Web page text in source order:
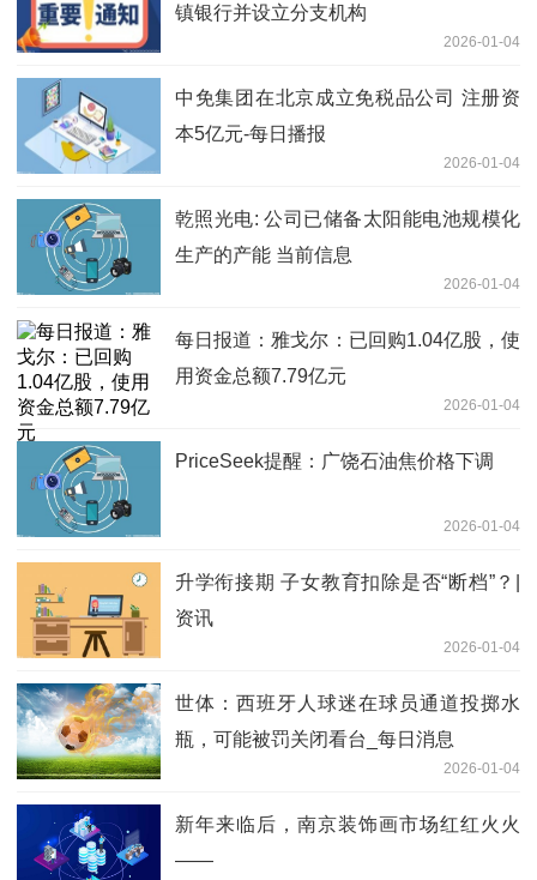
镇银行并设立分支机构
2026-01-04
中免集团在北京成立免税品公司 注册资
本5亿元-每日播报
2026-01-04
乾照光电: 公司已储备太阳能电池规模化
生产的产能 当前信息
2026-01-04
每日报道：雅戈尔：已回购1.04亿股，使
用资金总额7.79亿元
2026-01-04
PriceSeek提醒：广饶石油焦价格下调
2026-01-04
升学衔接期 子女教育扣除是否“断档”？|
资讯
2026-01-04
世体：西班牙人球迷在球员通道投掷水
瓶，可能被罚关闭看台_每日消息
2026-01-04
新年来临后，南京装饰画市场红红火火
——